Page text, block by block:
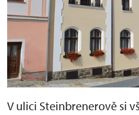
V ulici Steinbrenerově si